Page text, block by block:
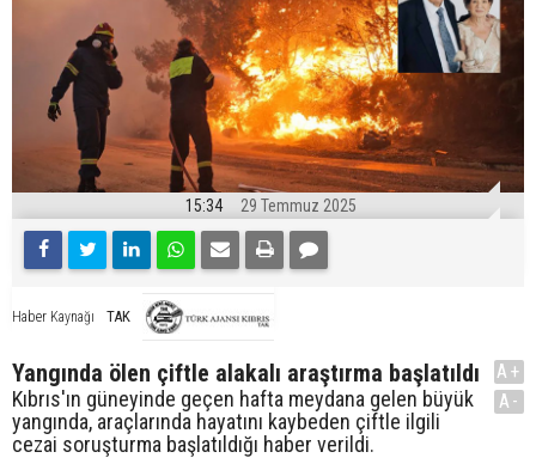
15:34 29 Temmuz 2025
Haber Kaynağı TAK
Yangında ölen çiftle alakalı araştırma başlatıldı
Kıbrıs'ın güneyinde geçen hafta meydana gelen büyük
yangında, araçlarında hayatını kaybeden çiftle ilgili
cezai soruşturma başlatıldığı haber verildi.
A+
A-